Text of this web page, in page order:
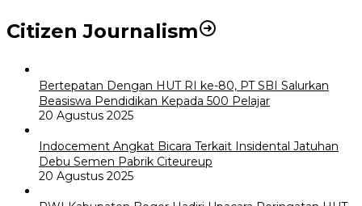
Citizen Journalism
Bertepatan Dengan HUT RI ke-80, PT SBI Salurkan
Beasiswa Pendidikan Kepada 500 Pelajar
20 Agustus 2025
Indocement Angkat Bicara Terkait Insidental Jatuhan
Debu Semen Pabrik Citeureup
20 Agustus 2025